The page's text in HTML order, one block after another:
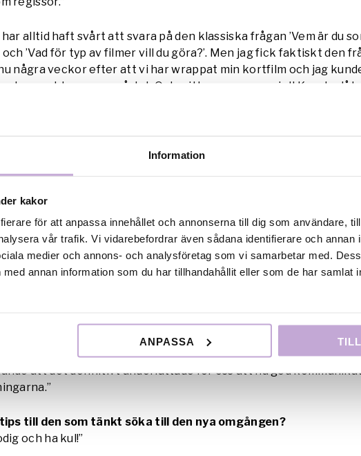
Information
kakor
för att anpassa innehållet och annonserna till dig som användare,
vår trafik. Vi vidarebefordrar även sådana identifierare och annan
medier och annons- och analysföretag som vi samarbetar med.
annan information som du har tillhandahållit eller som de har samlat
ANPASSA
har alltid haft svårt att svara på den klassiska frågan ’Vem är du
och ’Vad för typ av filmer vill du göra?’. Men jag fick faktiskt den
några veckor efter att vi har wrappat min kortfilm och jag
utan problem svara på det. Och mitt svar var genuint! Kanske låter
och hitta det som urskiljer mitt filmskapande från andra.”
röster STHLM bidragit med under produktionen av er film?
har gjort otroligt mycket för produktionen. Inte minst
skulle aldrig ha lärt mig så mycket som jag gjorde av att få
Att ha en stödgrupp under inspelning samt en mentor att
stor trygghet för mig.”
alla träffar har vi haft specifika teman kring filmskapande som
från manusskrivande till postproduktion. Det som hjälpt mig
vad en regissör faktiskt gör som konstnärlig ledare. Jag insåg
god kommunikation från regi, både förproduktion men även
gör att en inspelning kan rulla smidigt. Det hade jag väldigt
att det definitivt underlättade för oss att ha god
till den som tänkt söka till den nya omgången?
och ha kul!”